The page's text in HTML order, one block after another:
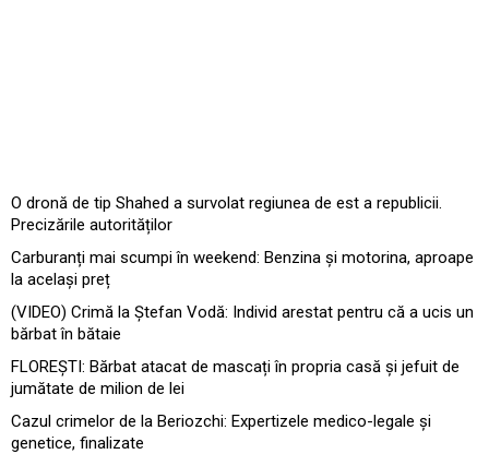
O dronă de tip Shahed a survolat regiunea de est a republicii.
Precizările autorităților
Carburanți mai scumpi în weekend: Benzina și motorina, aproape
la același preț
(VIDEO) Crimă la Ștefan Vodă: Individ arestat pentru că a ucis un
bărbat în bătaie
FLOREȘTI: Bărbat atacat de mascați în propria casă și jefuit de
jumătate de milion de lei
Cazul crimelor de la Beriozchi: Expertizele medico-legale și
genetice, finalizate